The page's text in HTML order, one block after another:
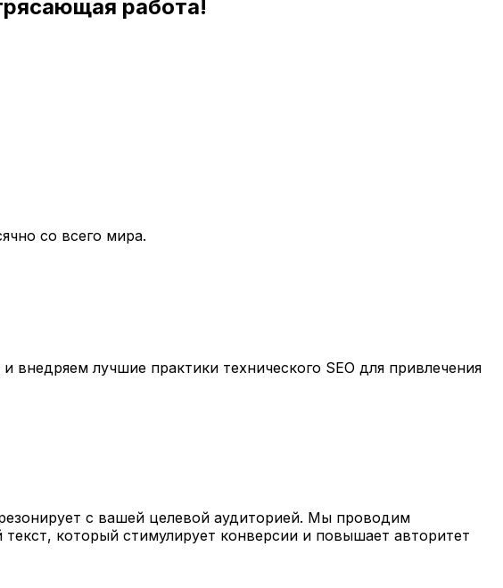
работа!
со всего мира.
лучшие практики технического SEO для привлечения
с вашей целевой аудиторией. Мы проводим
который стимулирует конверсии и повышает авторитет